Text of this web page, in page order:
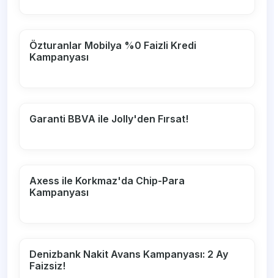
Özturanlar Mobilya %0 Faizli Kredi
Kampanyası
Garanti BBVA ile Jolly'den Fırsat!
Axess ile Korkmaz'da Chip-Para
Kampanyası
Denizbank Nakit Avans Kampanyası: 2 Ay
Faizsiz!